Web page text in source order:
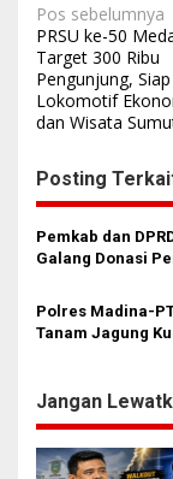
N
a
v
i
a
s
i
o
Pos sebelumnya
PRSU ke-50
Target 300 Ribu
Pengunjung, Siap
Lokomotif
dan Wisata
Posting
Pemkab dan
Galang Donasi
Polres Madina-
Tanam Jagung
Jangan